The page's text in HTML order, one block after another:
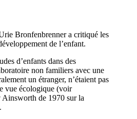
Bronfenbrenner a critiqué les
de l’enfant.
d’enfants dans des
non familiers avec une
un étranger, n’étaient pas
vue écologique (voir
Ainsworth de 1970 sur la